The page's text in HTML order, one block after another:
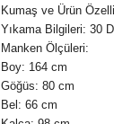
Kumaş ve Ürün
Yıkama Bilgileri: 30
Manken Ölçüleri:
Boy: 164 cm
Göğüs: 80 cm
Bel: 66 cm